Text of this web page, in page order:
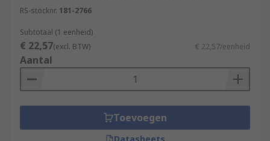
RS-stocknr. 181-2766
Subtotaal (1 eenheid)
€ 22,57(excl. BTW) € 22,57/eenheid
Aantal
Toevoegen